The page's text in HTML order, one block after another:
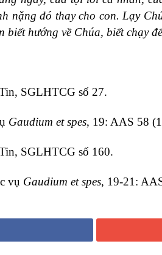
nặng đó thay cho con. Lạy
biết hướng về Chúa, biết chạy
SGLHTCG số 27.
Gaudium et spes, 19: AAS 58
SGLHTCG số 160.
vụ Gaudium et spes, 19-21: